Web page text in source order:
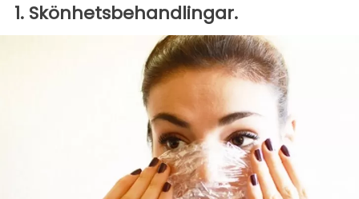
1. Skönhetsbehandlingar.